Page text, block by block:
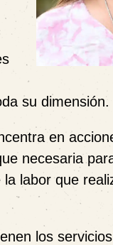
su dimensión.
en
necesaria
labor que
los